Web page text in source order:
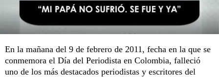
En la mañana del 9 de febrero de 2011, fecha en la que se
conmemora el Día del Periodista en Colombia, falleció
uno de los más destacados periodistas y escritores del